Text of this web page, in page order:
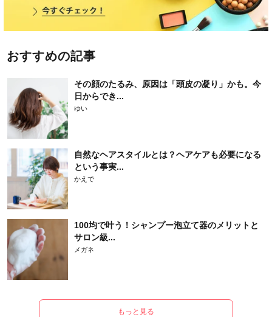
おすすめの記事
その顔のたるみ、原因は「頭皮の凝り」かも。今
日からでき...
ゆい
自然なヘアスタイルとは？ヘアケアも必要になる
という事実...
かえで
100均で叶う！シャンプー泡立て器のメリットと
サロン級...
メガネ
もっと見る